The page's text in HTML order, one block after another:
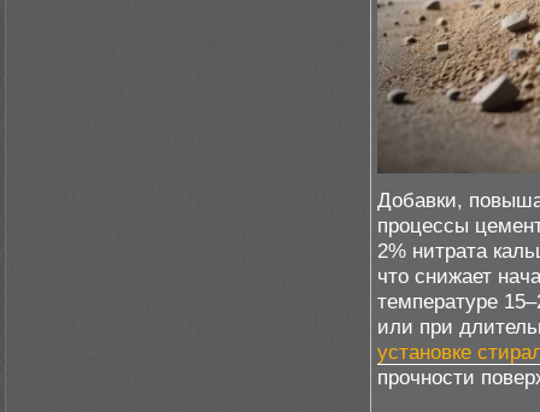
Добавки,
процессы
2% нитрата
что снижает
температуре
или при
установке
прочности